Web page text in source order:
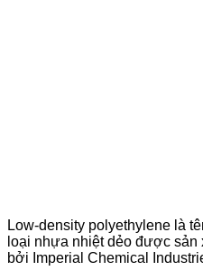
Low-density polyethylene là
loại nhựa nhiệt dẻo được sản
bởi Imperial Chemical